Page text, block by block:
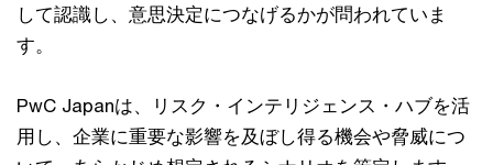
して認識し、意思決定につなげるかが問われていま
す。
PwC Japanは、リスク・インテリジェンス・ハブを活
用し、企業に重要な影響を及ぼし得る機会や脅威につ